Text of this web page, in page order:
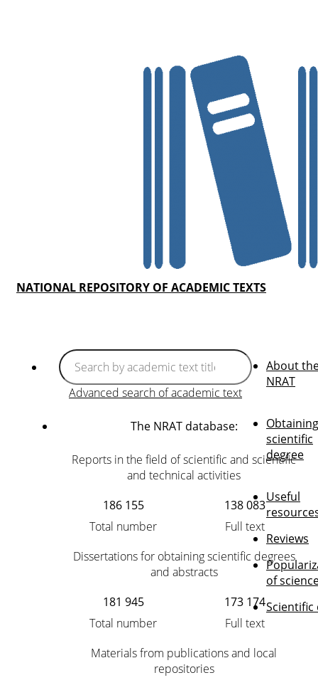
NATIONAL REPOSITORY OF ACADEMIC TEXTS
Advanced search of academic text
The NRAT database:
Reports in the field of scientific and scientific
and technical activities
186 155
Total number
138 083
Full text
Dissertations for obtaining scientific degrees
and abstracts
181 945
Total number
173 174
Full text
Materials from publications and local
repositories
About
NRAT
scientific
degree
Useful
Reviews
of
Scientific